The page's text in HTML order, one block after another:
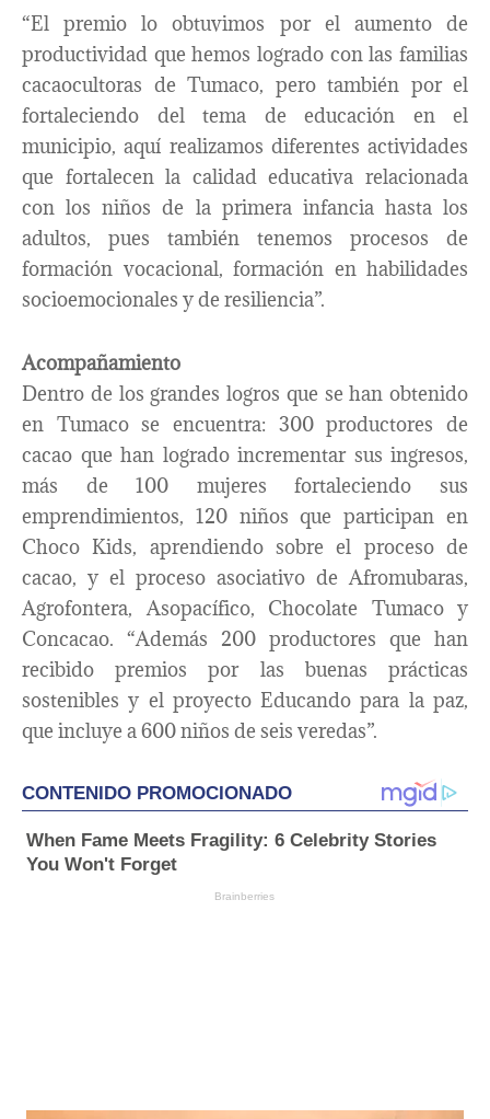
“El premio lo obtuvimos por el aumento de
productividad que hemos logrado con las familias
cacaocultoras de Tumaco, pero también por el
fortaleciendo del tema de educación en el
municipio, aquí realizamos diferentes actividades
que fortalecen la calidad educativa relacionada
con los niños de la primera infancia hasta los
adultos, pues también tenemos procesos de
formación vocacional, formación en habilidades
socioemocionales y de resiliencia”.
Acompañamiento
Dentro de los grandes logros que se han obtenido
en Tumaco se encuentra: 300 productores de
cacao que han logrado incrementar sus ingresos,
más de 100 mujeres fortaleciendo sus
emprendimientos, 120 niños que participan en
Choco Kids, aprendiendo sobre el proceso de
cacao, y el proceso asociativo de Afromubaras,
Agrofontera, Asopacífico, Chocolate Tumaco y
Concacao. “Además 200 productores que han
recibido premios por las buenas prácticas
sostenibles y el proyecto Educando para la paz,
que incluye a 600 niños de seis veredas”.